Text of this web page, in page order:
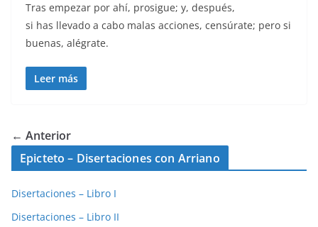
Tras empezar por ahí, prosigue; y, después,
si has llevado a cabo malas acciones, censúrate; pero si
buenas, alégrate.
Leer más
← Anterior
Epicteto – Disertaciones con Arriano
Disertaciones – Libro I
Disertaciones – Libro II